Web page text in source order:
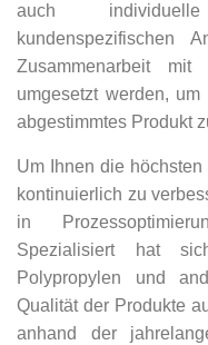
auch
kundenspezifischen
Zusammenarbeit
umgesetzt werden,
abgestimmtes Produkt
Um Ihnen die
kontinuierlich zu
in
Spezialisiert hat
Polypropylen und
Qualität der Produkte
anhand der